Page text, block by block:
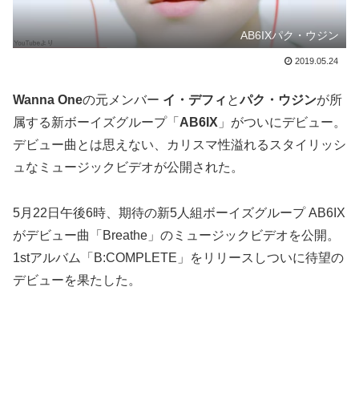
AB6IXパク・ウジン
2019.05.24
Wanna Oneの元メンバー イ・デフィ とパク・ウジンが所
属する新ボーイズグループ「 AB6IX 」がついにデビュー。
デビュー曲とは思えない、カリスマ性溢れるスタイリッシ
ュなミュージックビデオが公開された。
5月22日午後6時、期待の新5人組ボーイズグループ AB6IX
がデビュー曲「Breathe」のミュージックビデオを公開。
1stアルバム「B:COMPLETE」をリリースしついに待望の
デビューを果たした。